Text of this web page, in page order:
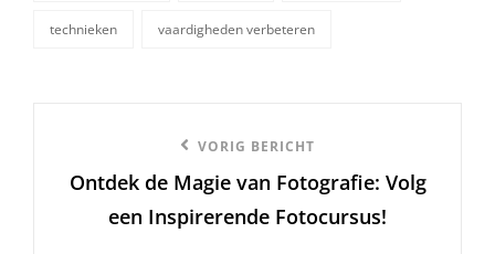
technieken vaardigheden verbeteren
bericht
VORIG BERICHT
Ontdek de Magie van Fotografie: Volg
een Inspirerende Fotocursus!